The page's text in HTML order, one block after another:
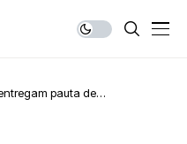
pauta de